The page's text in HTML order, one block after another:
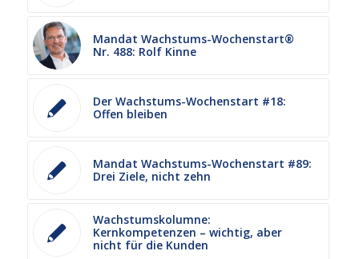
Mandat Wachstums-Wochenstart®
Nr. 488: Rolf Kinne
Der Wachstums-Wochenstart #18:
Offen bleiben
Mandat Wachstums-Wochenstart #89:
Drei Ziele, nicht zehn
Wachstumskolumne:
Kernkompetenzen – wichtig, aber
nicht für die Kunden